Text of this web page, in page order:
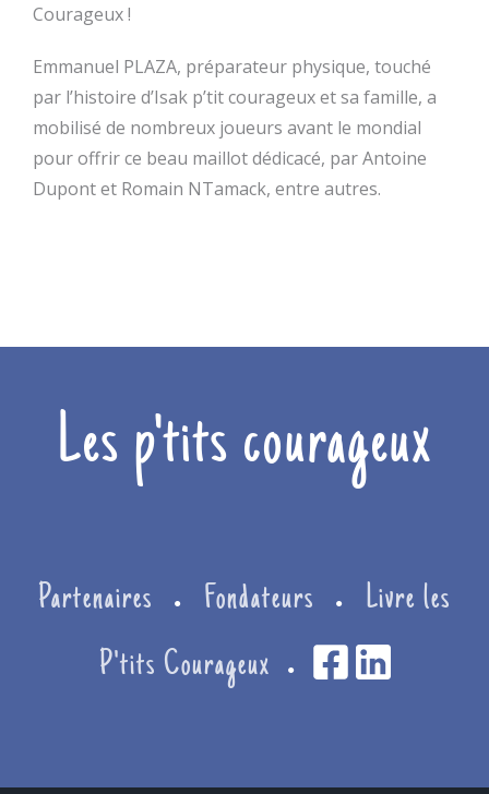
Courageux !
Emmanuel PLAZA, préparateur physique, touché
par l’histoire d’Isak p’tit courageux et sa famille, a
mobilisé de nombreux joueurs avant le mondial
pour offrir ce beau maillot dédicacé, par Antoine
Dupont et Romain NTamack, entre autres.
Les p'tits courageux
Partenaires ● Fondateurs ●
Livre les
P'tits Courageux
●